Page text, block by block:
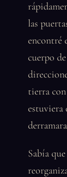
las
encontré
cuerpo
tierra
estuviera
Sabía